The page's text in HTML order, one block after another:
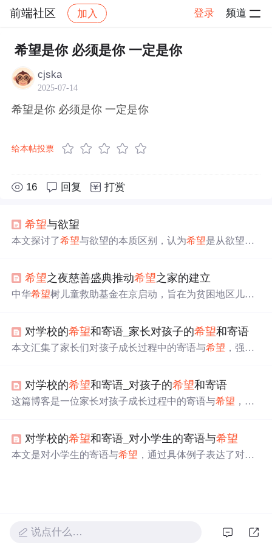
前端社区 加入 登录 频道
社区 前端社区 感慨 帖子详情
希望是你 必须是你 一定是你
cjska
2025-07-14
希望是你 必须是你 一定是你
给本帖投票
16 回复 打赏
希望与欲望
本文探讨了希望与欲望的本质区别，认为希望是从欲望层
的基础上，人们应该更多地朝着希望 的方向前进。
希望之夜慈善盛典推动希望之家的建立
中华希望树儿童救助基金在京启动，旨在为贫困地区儿童
和营养品。王晓棠、刘烨等嘉宾通过义卖支持基金。
对学校的希望和寄语_家长对孩子的希望和寄语
本文汇集了家长们对孩子成长过程中的寄语与希望 ，强调
对学校的希望和寄语_对孩子的希望和寄语
这篇博客是一位家长对孩子成长过程中的寄语与希望 ，包
对学校的希望和寄语_对小学生的寄语与希望
本文是对小学生的寄语与希望 ，通过具体例子表达了对学
说点什么…